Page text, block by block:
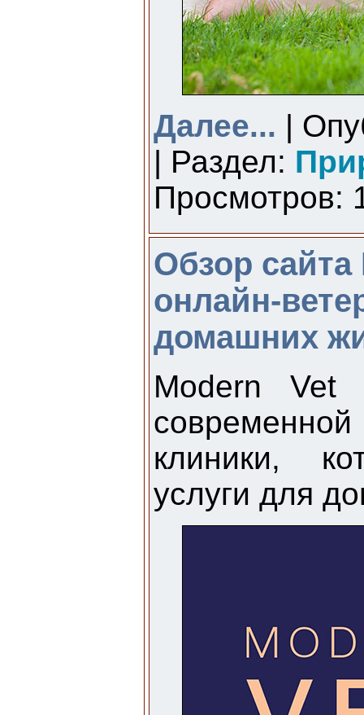
Далее... |
| Раздел:
Просмотров:
Обзор сайта
онлайн-
домашних
Modern Vet
клиники,
услуги для